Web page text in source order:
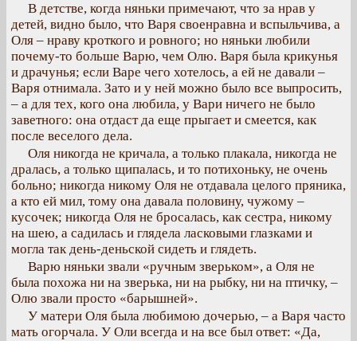
В детстве, когда няньки примечают, что за нрав у
детей, видно было, что Варя своенравна и вспыльчива, а
Оля – нраву кроткого и ровного; но няньки любили
почему-то больше Варю, чем Олю. Варя была крикунья
и драчунья; если Варе чего хотелось, а ей не давали –
Варя отнимала. Зато и у ней можно было все выпросить,
– а для тех, кого она любила, у Вари ничего не было
заветного: она отдаст да еще прыгает и смеется, как
после веселого дела.
Оля никогда не кричала, а только плакала, никогда не
дралась, а только щипалась, и то потихоньку, не очень
больно; никогда никому Оля не отдавала целого пряника,
а кто ей мил, тому она давала половину, чужому –
кусочек; никогда Оля не бросалась, как сестра, никому
на шею, а садилась и глядела ласковыми глазками и
могла так день-деньской сидеть и глядеть.
Варю няньки звали «ручным зверьком», а Оля не
была похожа ни на зверька, ни на рыбку, ни на птичку, –
Олю звали просто «барышней».
У матери Оля была любимою дочерью, – а Варя часто
мать огорчала. У Оли всегда и на все был ответ: «Да,